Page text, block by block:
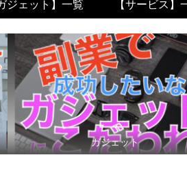
ジェット】一覧 【サービス】
ガジェット